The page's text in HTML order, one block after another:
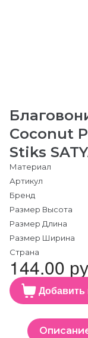
Coconut
Stiks
Материал
Артикул
Бренд
Размер Высота
Размер Длина
Размер Ширина
Страна
144.00
Добавить